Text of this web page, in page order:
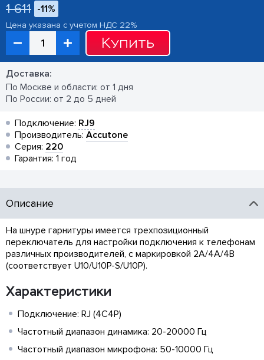
1 611 -11%
Цена указана с учетом НДС 22%
Купить
Доставка:
По Москве и области: от 1 дня
По России: от 2 до 5 дней
Подключение: RJ9
Производитель: Accutone
Серия: 220
Гарантия: 1 год
Описание
На шнуре гарнитуры имеется трехпозиционный
переключатель для настройки подключения к телефонам
различных производителей, с маркировкой 2A/4A/4B
(соответствует U10/U10P-S/U10P).
Характеристики
Подключение: RJ (4C4P)
Частотный диапазон динамика: 20-20000 Гц
Частотный диапазон микрофона: 50-10000 Гц